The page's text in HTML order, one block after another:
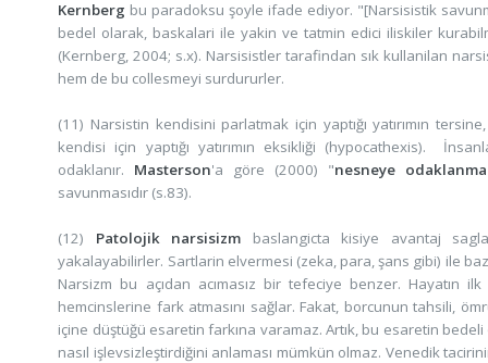
Kernberg bu paradoksu şoyle ifade ediyor. "[Narsisistik
bedel olarak, baskalari ile yakin ve tatmin edici iliskiler
(Kernberg, 2004; s.x). Narsisistler tarafindan sık kullanilan
hem de bu collesmeyi surdururler.
(11) Narsistin kendisini parlatmak için yaptığı yatırımın
kendisi için yaptığı yatırımın eksikliği (hypocathexis).
odaklanır. Masterson'a göre (2000) "nesneye odaklanma
savunmasıdır (s.83).
(12) Patolojik narsisizm baslangicta kisiye avantaj
yakalayabilirler. Sartlarin elvermesi (zeka, para, şans gibi) ile
Narsizm bu açıdan acımasız bir tefeciye benzer. Hayatın
hemcinslerine fark atmasını sağlar. Fakat, borcunun tahsili,
içine düştüğü esaretin farkına varamaz. Artık, bu esaretin
nasıl işlevsizleştirdiğini anlaması mümkün olmaz. Venedik